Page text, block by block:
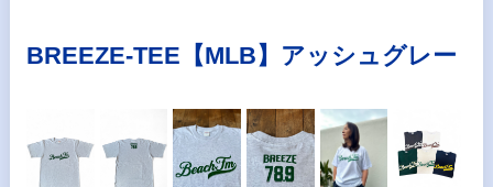
BREEZE-TEE【MLB】アッシュグレー